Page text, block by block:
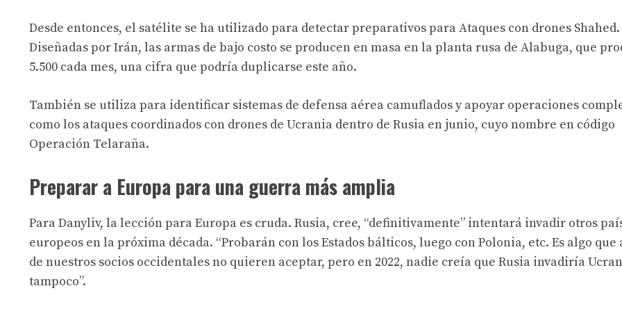
Desde entonces, el satélite se ha utilizado para detectar preparativos paraAtaques con drones Shahed.
Diseñadas por Irán, las armas de bajo costo se producen en masa en la planta rusa de Alabuga, que
5.500 cada mes, una cifra que podría duplicarse este año.
También se utiliza para identificar sistemas de defensa aérea camuflados y apoyar operaciones
como los ataques coordinados con drones de Ucrania dentro de Rusia en junio, cuyo nombre en código
Operación Telaraña.
Preparar a Europa para una guerra más amplia
Para Danyliv, la lección para Europa es cruda. Rusia, cree, “definitivamente” intentará invadir otros
europeos en la próxima década. “Probarán con los Estados bálticos, luego con Polonia, etc. Es algo que
de nuestros socios occidentales no quieren aceptar, pero en 2022, nadie creía que Rusia invadiría
tampoco”.